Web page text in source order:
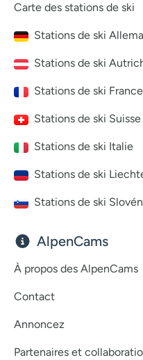
Carte des stations de ski
Stations de ski
Stations de ski
Stations de ski France
Stations de ski Suisse
Stations de ski Italie
Stations de ski
Stations de ski
AlpenCams
À propos des AlpenCams
Contact
Annoncez
Partenaires et